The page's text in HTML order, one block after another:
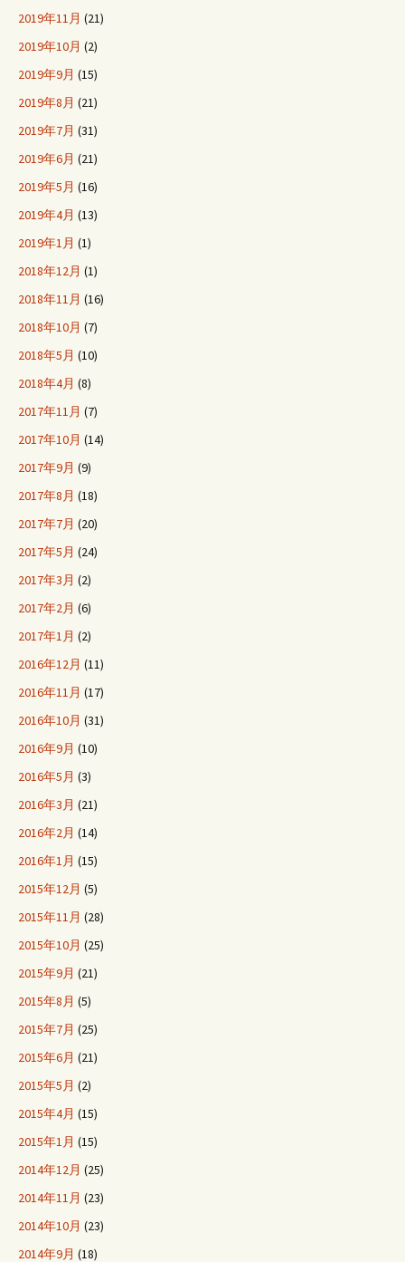
2019年11月 (21)
2019年10月 (2)
2019年9月 (15)
2019年8月 (21)
2019年7月 (31)
2019年6月 (21)
2019年5月 (16)
2019年4月 (13)
2019年1月 (1)
2018年12月 (1)
2018年11月 (16)
2018年10月 (7)
2018年5月 (10)
2018年4月 (8)
2017年11月 (7)
2017年10月 (14)
2017年9月 (9)
2017年8月 (18)
2017年7月 (20)
2017年5月 (24)
2017年3月 (2)
2017年2月 (6)
2017年1月 (2)
2016年12月 (11)
2016年11月 (17)
2016年10月 (31)
2016年9月 (10)
2016年5月 (3)
2016年3月 (21)
2016年2月 (14)
2016年1月 (15)
2015年12月 (5)
2015年11月 (28)
2015年10月 (25)
2015年9月 (21)
2015年8月 (5)
2015年7月 (25)
2015年6月 (21)
2015年5月 (2)
2015年4月 (15)
2015年1月 (15)
2014年12月 (25)
2014年11月 (23)
2014年10月 (23)
2014年9月 (18)